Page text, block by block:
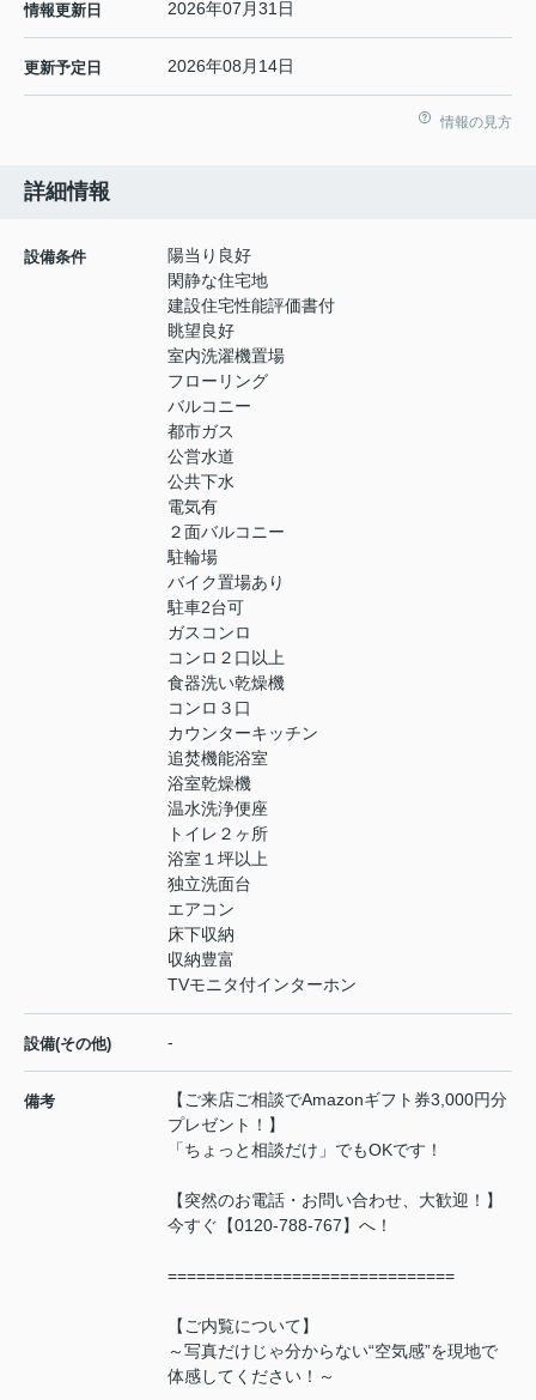
情報更新日 2026年07月31日
更新予定日 2026年08月14日
情報の見方
詳細情報
設備条件
陽当り良好
閑静な住宅地
建設住宅性能評価書付
眺望良好
室内洗濯機置場
フローリング
バルコニー
都市ガス
公営水道
公共下水
電気有
２面バルコニー
駐輪場
バイク置場あり
駐車2台可
ガスコンロ
コンロ２口以上
食器洗い乾燥機
コンロ３口
カウンターキッチン
追焚機能浴室
浴室乾燥機
温水洗浄便座
トイレ２ヶ所
浴室１坪以上
独立洗面台
エアコン
床下収納
収納豊富
TVモニタ付インターホン
設備(その他) -
備考
【ご来店ご相談でAmazonギフト券3,000円分
プレゼント！】
「ちょっと相談だけ」でもOKです！
【突然のお電話・お問い合わせ、大歓迎！】
今すぐ【0120-788-767】へ！
==============================
【ご内覧について】
～写真だけじゃ分からない“空気感”を現地で
体感してください！～